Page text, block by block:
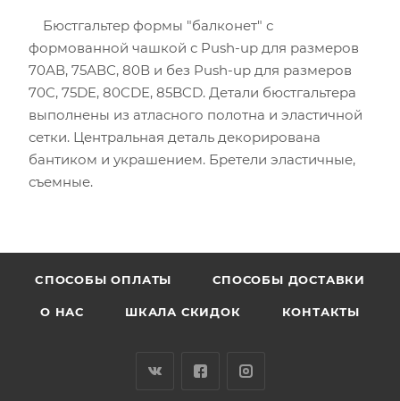
Бюстгальтер формы "балконет" с
формованной чашкой с Push-up для размеров
70АВ, 75АВС, 80В и без Push-up для размеров
70C, 75DE, 80CDE, 85BCD. Детали бюстгальтера
выполнены из атласного полотна и эластичной
сетки. Центральная деталь декорирована
бантиком и украшением. Бретели эластичные,
съемные.
CПОСОБЫ ОПЛАТЫ СПОСОБЫ ДОСТАВКИ
О НАС ШКАЛА СКИДОК КОНТАКТЫ